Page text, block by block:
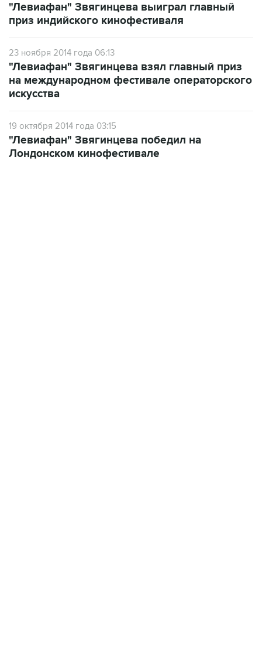
"Левиафан" Звягинцева выиграл главный
приз индийского кинофестиваля
23 ноября 2014 года 06:13
"Левиафан" Звягинцева взял главный приз
на международном фестивале операторского
искусства
19 октября 2014 года 03:15
"Левиафан" Звягинцева победил на
Лондонском кинофестивале